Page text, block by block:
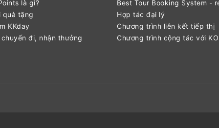
là gì?
quà tặng
KKday
chuyến đi, nhận thưởng
Best Tour Booking System -
Hợp tác đại lý
Chương trình liên kết tiếp thị
Chương trình cộng tác với